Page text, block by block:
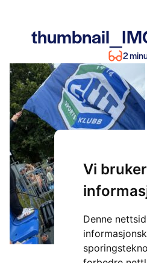
Vi bruker
Denne
2